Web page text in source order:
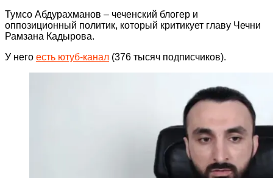
Тумсо Абдурахманов – чеченский блогер и
оппозиционный политик, который критикует главу Чечни
Рамзана Кадырова.
У него есть ютуб-канал (376 тысяч подписчиков).